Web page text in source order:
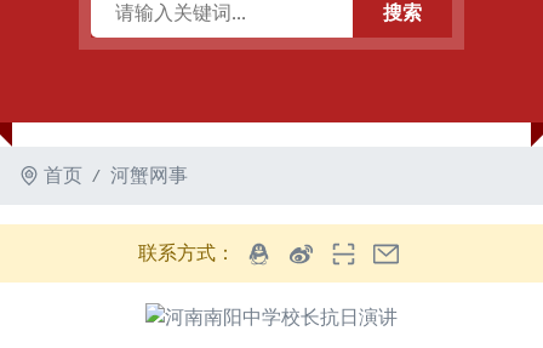
搜索
首页 河蟹网事
联系方式：